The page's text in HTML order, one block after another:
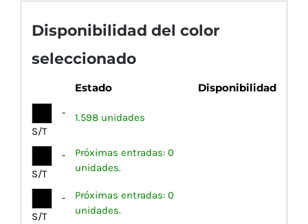
Disponibilidad del color
seleccionado
Estado Disponibilidad
-
S/T
1.598 unidades
-
S/T
Próximas entradas: 0
unidades.
-
S/T
Próximas entradas: 0
unidades.